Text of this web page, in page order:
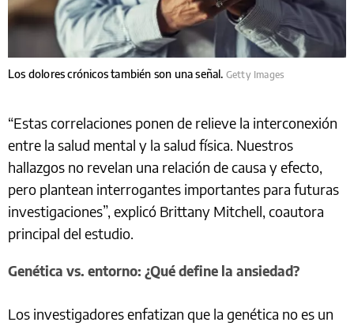
Los dolores crónicos también son una señal. Getty Images
“Estas correlaciones ponen de relieve la interconexión
entre la salud mental y la salud física. Nuestros
hallazgos no revelan una relación de causa y efecto,
pero plantean interrogantes importantes para futuras
investigaciones”, explicó Brittany Mitchell, coautora
principal del estudio.
Genética vs. entorno: ¿Qué define la ansiedad?
Los investigadores enfatizan que la genética no es un